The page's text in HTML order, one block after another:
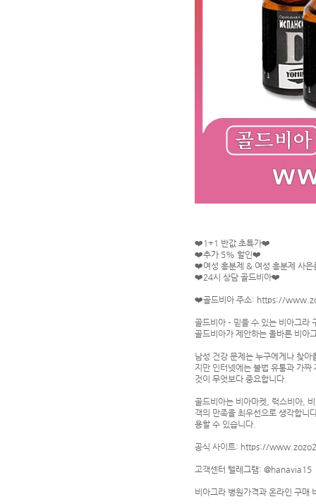
❤️1+1 반값 초특가❤️
❤️추가 5% 할인❤️
❤️여성 흥분제 & 여성 흥분제 사
❤️24시 상담 골드비아❤️
❤️골드비아 주소: https://
골드비아 – 믿을 수 있는 비아그라
골드비아가 제안하는 올바른 비아
남성 건강 문제는 누구에게나 찾
지만 인터넷에는 불법 유통과 가
것이 무엇보다 중요합니다.
골드비아는 비아마켓, 럭스비아,
객의 만족을 최우선으로 생각합니
용할 수 있습니다.
공식 사이트: https://
고객센터 텔레그램: @hanavia15
비아그라 병원가격과 온라인 구매